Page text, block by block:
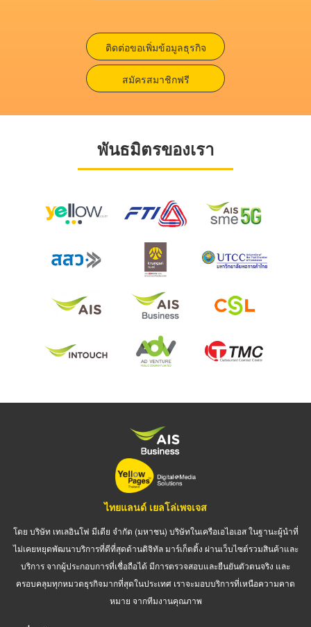
ติดต่อขอเพิ่มข้อมูลธุรกิจ
สมัครสมาชิกฟรี
พันธมิตรของเรา
ไทยแลนด์ เยลโล่เพจเจส
โดย บริษัท เทเลอินโฟ มีเดีย จำกัด (มหาชน) บริษัทในเครือเอไอเอส ในฐานะผู้นำที่
ไม่เคยหยุดพัฒนาบริการที่ดีที่สุดด้านดิจิทัล มาร์เก็ตติ้ง ผ่านเว็บไซต์รวมสินค้าและ
บริการ จากผู้ประกอบการที่เชื่อถือได้ มีการตรวจสอบและยืนยันตัวตนจริง และ
ครอบคลุมทุกหมวดธุรกิจมากที่สุดในประเทศ เราจะมอบบริการที่เหนือความคาด
หมาย จากทีมงานคุณภาพ